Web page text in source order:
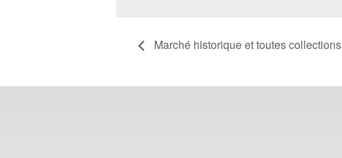
Marché historique et toutes collections